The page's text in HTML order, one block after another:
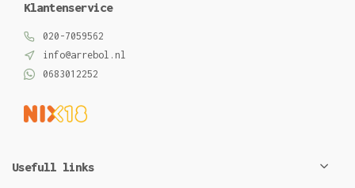
Klantenservice
020-7059562
info@arrebol.nl
0683012252
Usefull links